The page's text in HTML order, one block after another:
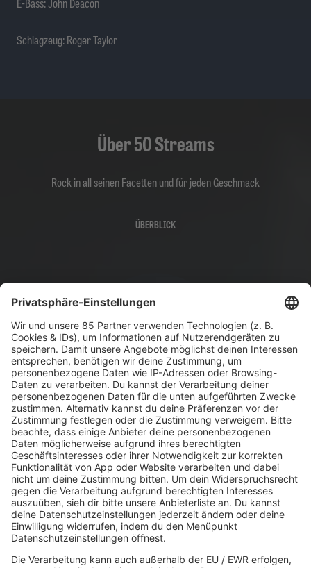
Schlagzeug: Roger Taylor
Über 50 Streams
Rock in all seinen Facetten und für jeden Geschmack
ÜBERBLICK
Avesun/GettyImages
HOME
MUSIK
Playlist
Streams